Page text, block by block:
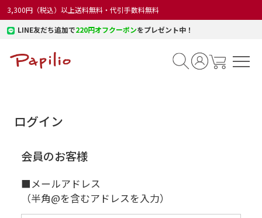
3,300円（税込）以上送料無料・代引手数料無料
LINE友だち追加で220円オフクーポンをプレゼント中！
ログイン
会員のお客様
■メールアドレス
（半角@を含むアドレスを入力）